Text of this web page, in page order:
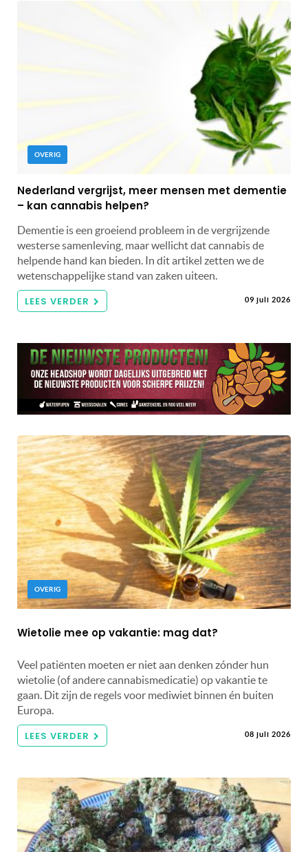
OVERIG
Nederland vergrijst, meer mensen met dementie
– kan cannabis helpen?
Dementie is een groeiend probleem in de vergrijzende
westerse samenleving, maar wellicht dat cannabis de
helpende hand kan bieden. In dit artikel zetten we de
wetenschappelijke stand van zaken uiteen.
LEES VERDER 09 juli 2026
OVERIG
Wietolie mee op vakantie: mag dat?
Veel patiënten moeten er niet aan denken zónder hun
wietolie (of andere cannabismedicatie) op vakantie te
gaan. Dit zijn de regels voor mediwiet binnen én buiten
Europa.
LEES VERDER 08 juli 2026